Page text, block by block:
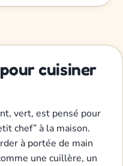
cuisiner
vert, est pensé pour
chef” à la maison.
à portée de main
une cuillère, un